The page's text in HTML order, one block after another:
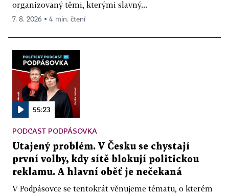
organizovaný těmi, kterými slavný...
7. 8. 2026 ▪ 4 min. čtení
55:23
PODCAST PODPÁSOVKA
Utajený problém. V Česku se chystají
první volby, kdy sítě blokují politickou
reklamu. A hlavní oběť je nečekaná
V Podpásovce se tentokrát věnujeme tématu, o kterém